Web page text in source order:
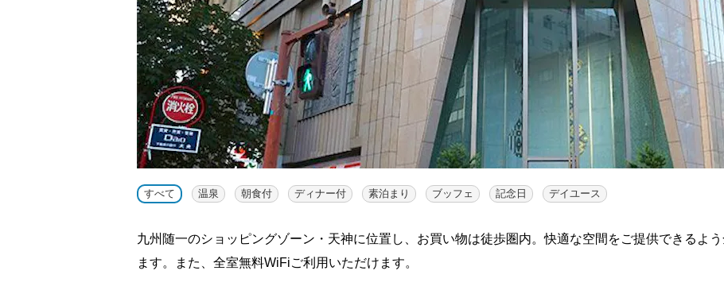
すべて 温泉 朝食付 ディナー付 素泊まり ブッフェ 記念日 デイユース
九州随一のショッピングゾーン・天神に位置し、お買い物は徒歩圏内。快適な空間をご提供できるよ
ます。また、全室無料WiFiご利用いただけます。